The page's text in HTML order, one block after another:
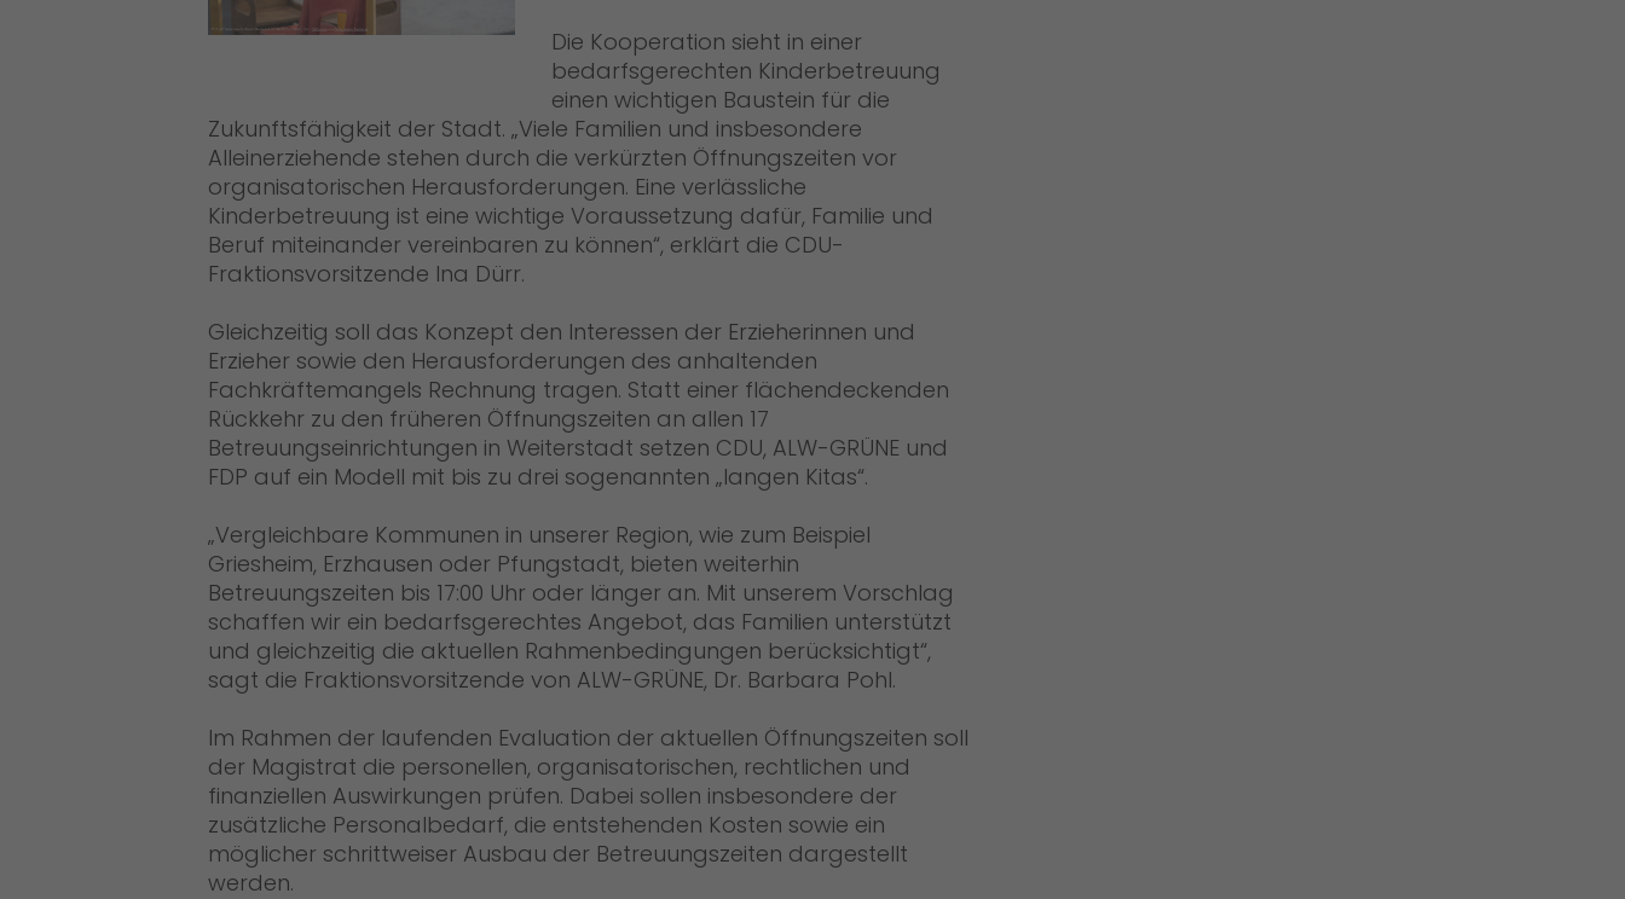
Die Kooperation sieht in einer
bedarfsgerechten Kinderbetreuung
einen wichtigen Baustein für die
Zukunftsfähigkeit der Stadt. „Viele Familien und insbesondere
Alleinerziehende stehen durch die verkürzten Öffnungszeiten vor
organisatorischen Herausforderungen. Eine verlässliche
Kinderbetreuung ist eine wichtige Voraussetzung dafür, Familie und
Beruf miteinander vereinbaren zu können“, erklärt die CDU-
Fraktionsvorsitzende Ina Dürr.
Gleichzeitig soll das Konzept den Interessen der Erzieherinnen und
Erzieher sowie den Herausforderungen des anhaltenden
Fachkräftemangels Rechnung tragen. Statt einer flächendeckenden
Rückkehr zu den früheren Öffnungszeiten an allen 17
Betreuungseinrichtungen in Weiterstadt setzen CDU, ALW-GRÜNE und
FDP auf ein Modell mit bis zu drei sogenannten „langen Kitas“.
Vergleichbare Kommunen in unserer Region, wie zum Beispiel
Griesheim, Erzhausen oder Pfungstadt, bieten weiterhin
Betreuungszeiten bis 17:00 Uhr oder länger an. Mit unserem Vorschlag
schaffen wir ein bedarfsgerechtes Angebot, das Familien unterstützt
und gleichzeitig die aktuellen Rahmenbedingungen berücksichtigt“,
sagt die Fraktionsvorsitzende von ALW-GRÜNE, Dr. Barbara Pohl.
Im Rahmen der laufenden Evaluation der aktuellen Öffnungszeiten soll
der Magistrat die personellen, organisatorischen, rechtlichen und
finanziellen Auswirkungen prüfen. Dabei sollen insbesondere der
zusätzliche Personalbedarf, die entstehenden Kosten sowie ein
möglicher schrittweiser Ausbau der Betreuungszeiten dargestellt
werden.